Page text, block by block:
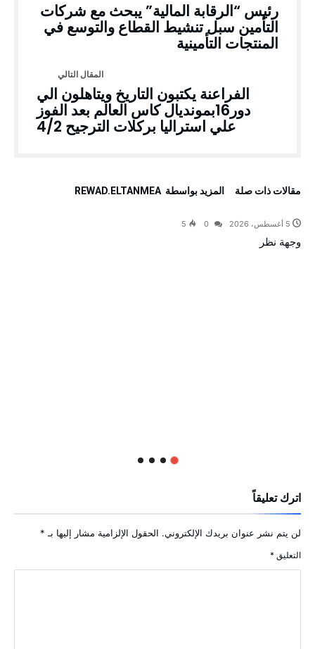
رئيس “الرقابة المالية” يبحث مع شركات
التأمين سبل تنشيط القطاع والتوسع في
المنتجات التأمينية
الفراعنة يكتبون التاريخ ويتاهلون الي
دور16بمونديال كاس العالم بعد الفوز
علي استراليا بركلات الترجيح 4/2
‫مقالات ذات صلة‬ ‫‫المزيد بواسطة‬ ‬ REWAD.ELTANMEA
5 أغسطس، 2026 5
وجهة نظر
اترك تعليقاً
لن يتم نشر عنوان بريدك الإلكتروني. الحقول الإلزامية مشار إليها بـ *
التعليق *